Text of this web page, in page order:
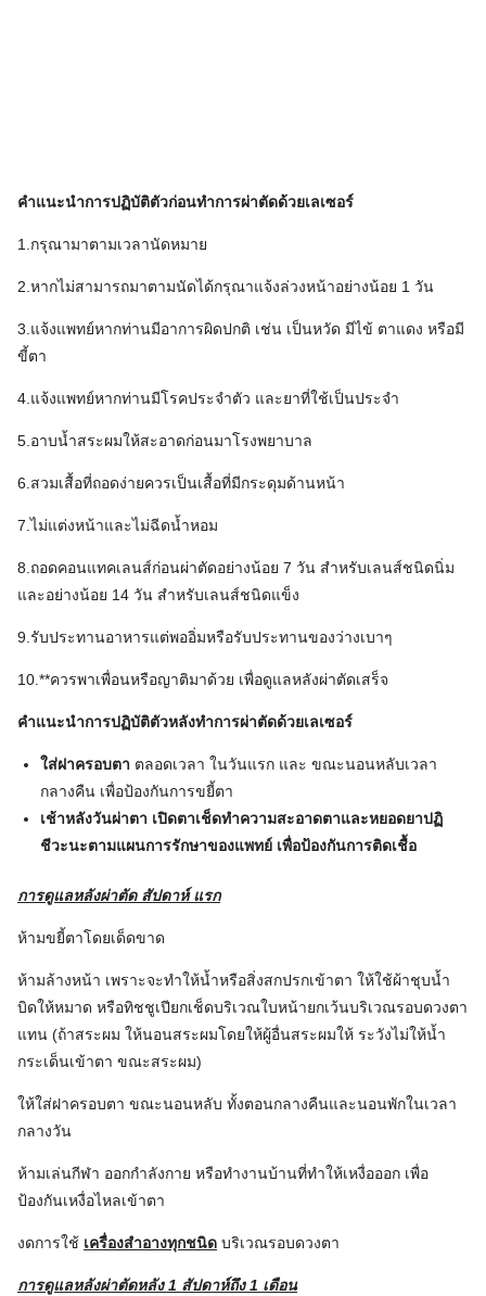
คำแนะนำการปฏิบัติตัวก่อนทำการผ่าตัดด้วยเลเซอร์
1.กรุณามาตามเวลานัดหมาย
2.หากไม่สามารถมาตามนัดได้กรุณาแจ้งล่วงหน้าอย่างน้อย 1 วัน
3.แจ้งแพทย์หากท่านมีอาการผิดปกติ เช่น เป็นหวัด มีไข้ ตาแดง หรือมี
ขี้ตา
4.แจ้งแพทย์หากท่านมีโรคประจำตัว และยาที่ใช้เป็นประจำ
5.อาบน้ำสระผมให้สะอาดก่อนมาโรงพยาบาล
6.สวมเสื้อที่ถอดง่ายควรเป็นเสื้อที่มีกระดุมด้านหน้า
7.ไม่แต่งหน้าและไม่ฉีดน้ำหอม
8.ถอดคอนแทคเลนส์ก่อนผ่าตัดอย่างน้อย 7 วัน สำหรับเลนส์ชนิดนิ่ม
และอย่างน้อย 14 วัน สำหรับเลนส์ชนิดแข็ง
9.รับประทานอาหารแต่พออิ่มหรือรับประทานของว่างเบาๆ
10.**ควรพาเพื่อนหรือญาติมาด้วย เพื่อดูแลหลังผ่าตัดเสร็จ
คำแนะนำการปฏิบัติตัวหลังทำการผ่าตัดด้วยเลเซอร์
ใส่ฝาครอบตา ตลอดเวลา ในวันแรก และ ขณะนอนหลับเวลา
กลางคืน เพื่อป้องกันการขยี้ตา
เช้าหลังวันผ่าตา เปิดตาเช็ดทำความสะอาดตาและหยอดยาปฏิ
ชีวะนะตามแผนการรักษาของแพทย์ เพื่อป้องกันการติดเชื้อ
การดูแลหลังผ่าตัด สัปดาห์ แรก
ห้ามขยี้ตาโดยเด็ดขาด
ห้ามล้างหน้า เพราะจะทำให้น้ำหรือสิ่งสกปรกเข้าตา ให้ใช้ผ้าชุบน้ำ
บิดให้หมาด หรือทิชชูเปียกเช็ดบริเวณใบหน้ายกเว้นบริเวณรอบดวงตา
แทน (ถ้าสระผม ให้นอนสระผมโดยให้ผู้อื่นสระผมให้ ระวังไม่ให้น้ำ
กระเด็นเข้าตา ขณะสระผม)
ให้ใส่ฝาครอบตา ขณะนอนหลับ ทั้งตอนกลางคืนและนอนพักในเวลา
กลางวัน
ห้ามเล่นกีฬา ออกกำลังกาย หรือทำงานบ้านที่ทำให้เหงื่อออก เพื่อ
ป้องกันเหงื่อไหลเข้าตา
งดการใช้ เครื่องสำอางทุกชนิด บริเวณรอบดวงตา
การดูแลหลังผ่าตัดหลัง 1 สัปดาห์ถึง 1 เดือน